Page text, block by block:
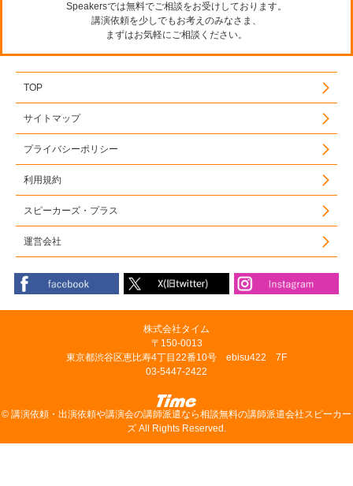
Speakersでは無料でご相談をお受けしております。
講演依頼を少しでもお考えのみなさま、
まずはお気軽にご相談ください。
TOP
サイトマップ
プライバシーポリシー
利用規約
スピーカーズ・プラス
運営会社
株式会社タイム
〒150-0013
東京都渋谷区恵比寿4丁目22番10号 ebisu422 7F
03-5447-2422
© 講演依頼・出演依頼や講演会の講師派遣なら相談無料の講師派遣会社スピーカー
ズ All Rights Reserved.